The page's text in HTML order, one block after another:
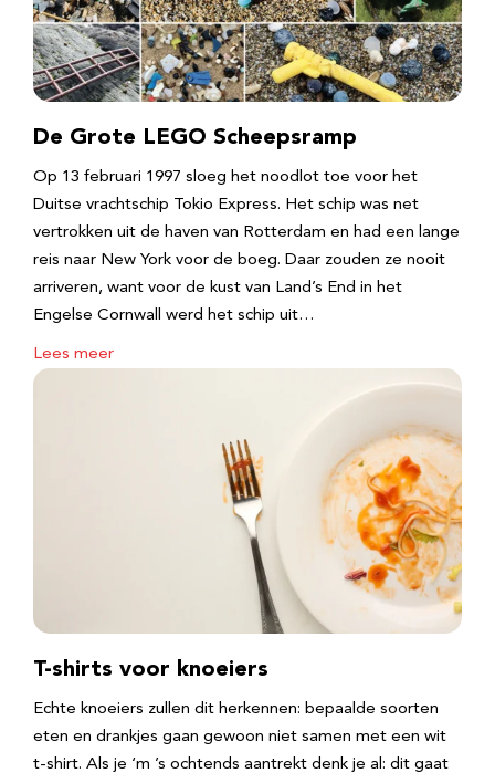
De Grote LEGO Scheepsramp
Op 13 februari 1997 sloeg het noodlot toe voor het
Duitse vrachtschip Tokio Express. Het schip was net
vertrokken uit de haven van Rotterdam en had een lange
reis naar New York voor de boeg. Daar zouden ze nooit
arriveren, want voor de kust van Land’s End in het
Engelse Cornwall werd het schip uit…
Lees meer
T-shirts voor knoeiers
Echte knoeiers zullen dit herkennen: bepaalde soorten
eten en drankjes gaan gewoon niet samen met een wit
t-shirt. Als je ‘m ’s ochtends aantrekt denk je al: dit gaat